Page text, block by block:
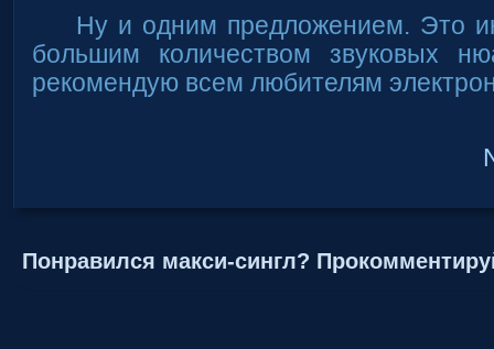
Ну и одним предложением. Это
большим количеством звуковых
рекомендую всем любителям
Понравился макси-сингл?